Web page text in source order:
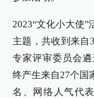
2023“文化小大使”
主题，共收到来自
专家评审委员会
终产生来自27个国
名、网络人气代